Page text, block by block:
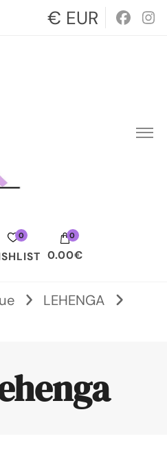
€ EUR
0 0
0.00€
est vide.
LEHENGA